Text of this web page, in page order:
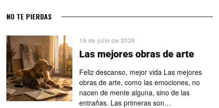
NO TE PIERDAS
16 de julio de 2026
Las mejores obras de arte
Feliz descanso, mejor vida Las mejores
obras de arte, como las emociones, no
nacen de mente alguna, sino de las
entrañas. Las primeras son…